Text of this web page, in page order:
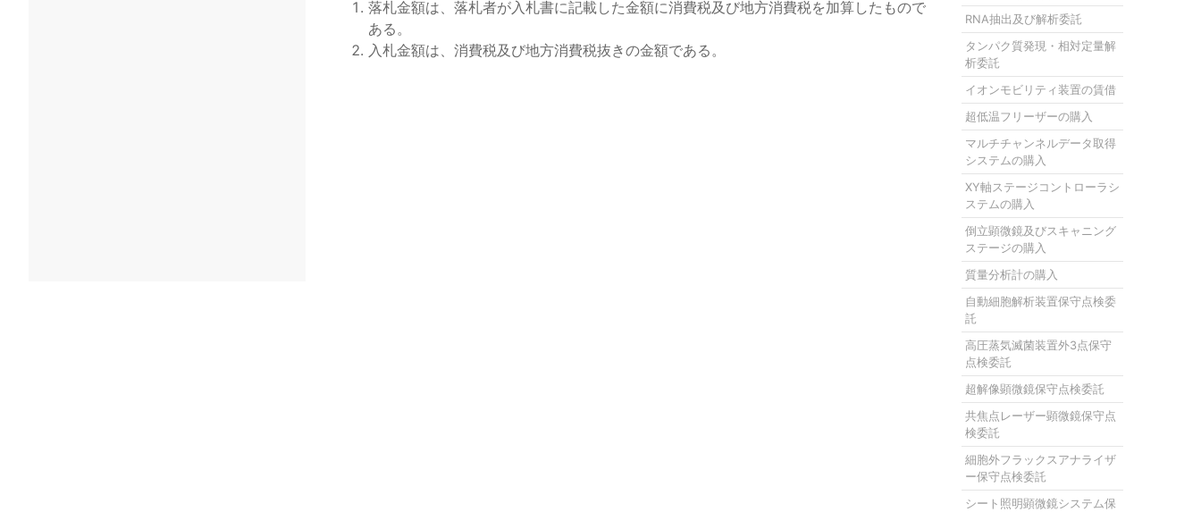
落札金額は、落札者が入札書に記載した金額に消費税及び地方消費税を加算したもので
ある。
入札金額は、消費税及び地方消費税抜きの金額である。
RNA抽出及び解析委託
タンパク質発現・相対定量解
析委託
イオンモビリティ装置の賃借
超低温フリーザーの購入
マルチチャンネルデータ取得
システムの購入
XY軸ステージコントローラシ
ステムの購入
倒立顕微鏡及びスキャニング
ステージの購入
質量分析計の購入
自動細胞解析装置保守点検委
託
高圧蒸気滅菌装置外3点保守
点検委託
超解像顕微鏡保守点検委託
共焦点レーザー顕微鏡保守点
検委託
細胞外フラックスアナライザ
ー保守点検委託
シート照明顕微鏡システム保